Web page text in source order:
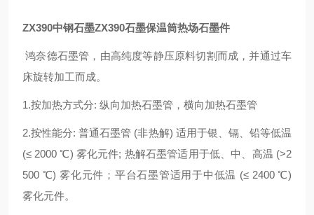
ZX390中钢石墨ZX390石墨保温筒热场石墨件
鸿奈德石墨管，由高纯度等静压原料切割而成，并通过车
床旋转加工而成。
1.按加热方式分: 纵向加热石墨管，横向加热石墨管
2.按性能分: 普通石墨管 (非热解) 适用于银、镉、铅等低温
(≤ 2000 ℃) 雾化元件; 热解石墨管适用于低、中、高温 (>2
500 ℃) 雾化元件；平台石墨管适用于中低温 (≤ 2400 ℃)
雾化元件。